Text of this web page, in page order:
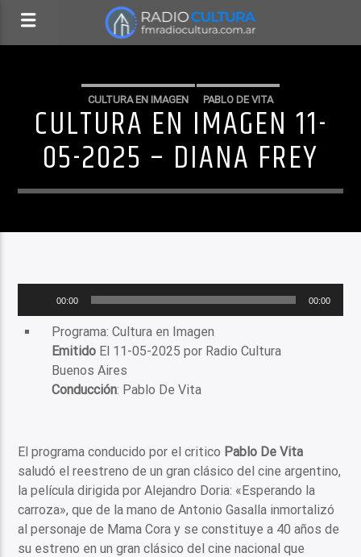
CULTURA EN IMAGEN PABLO DE VITA
CULTURA EN IMAGEN 11-
05-2025 – DIANA FREY
audio
00:00 00:00
Programa: Cultura en Imagen
Emitido El 11-05-2025 por Radio Cultura
Buenos Aires
Conducción: Pablo De Vita
El programa conducido por el critico Pablo De Vita
saludó el reestreno de un gran clásico del cine argentino,
la película dirigida por Alejandro Doria: «Esperando la
carroza», que de la mano de Antonio Gasalla inmortalizó
al personaje de Mama Cora y se constituye a 40 años de
su estreno en un gran clásico del cine nacional que